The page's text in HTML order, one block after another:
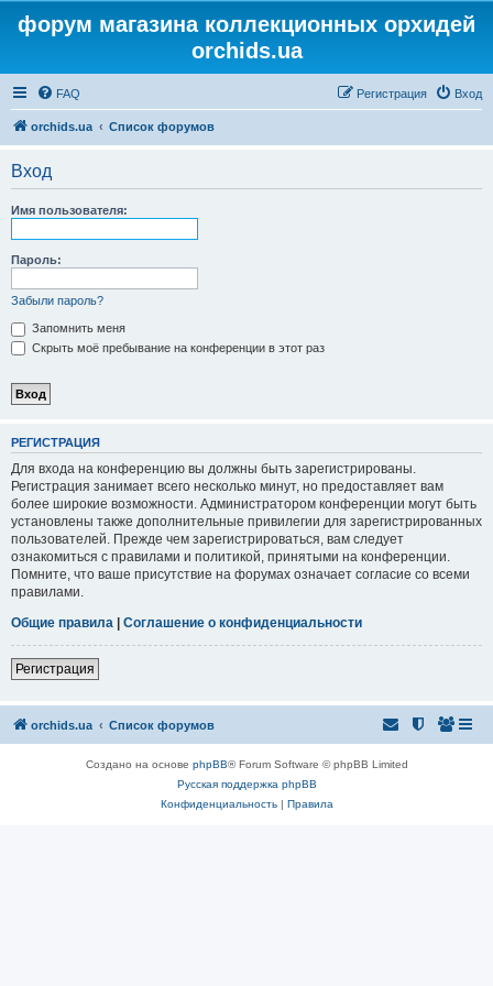
форум магазина коллекционных орхидей
orchids.ua
FAQ Вход
Регистрация
orchids.ua Список форумов
Вход
Имя пользователя:
Пароль:
Забыли пароль?
Запомнить меня
Скрыть моё пребывание на конференции в этот раз
РЕГИСТРАЦИЯ
Для входа на конференцию вы должны быть зарегистрированы.
Регистрация занимает всего несколько минут, но предоставляет вам
более широкие возможности. Администратором конференции могут быть
установлены также дополнительные привилегии для зарегистрированных
пользователей. Прежде чем зарегистрироваться, вам следует
ознакомиться с правилами и политикой, принятыми на конференции.
Помните, что ваше присутствие на форумах означает согласие со всеми
правилами.
Общие правила | Соглашение о конфиденциальности
Регистрация
orchids.ua Список форумов
Создано на основе phpBB® Forum Software © phpBB Limited
Русская поддержка phpBB
Конфиденциальность| Правила